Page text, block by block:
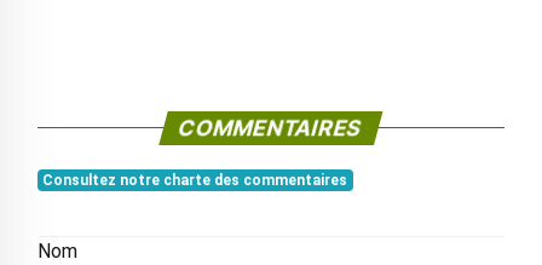
COMMENTAIRES
Consultez notre charte des commentaires
Nom